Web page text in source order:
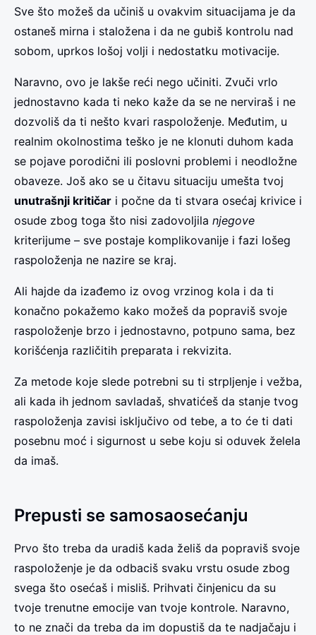
Sve što možeš da učiniš u ovakvim situacijama je da
ostaneš mirna i staložena i da ne gubiš kontrolu nad
sobom, uprkos lošoj volji i nedostatku motivacije.
Naravno, ovo je lakše reći nego učiniti. Zvuči vrlo
jednostavno kada ti neko kaže da se ne nerviraš i ne
dozvoliš da ti nešto kvari raspoloženje. Međutim, u
realnim okolnostima teško je ne klonuti duhom kada
se pojave porodični ili poslovni problemi i neodložne
obaveze. Još ako se u čitavu situaciju umešta tvoj
unutrašnji kritičar i počne da ti stvara osećaj krivice i
osude zbog toga što nisi zadovoljila njegove
kriterijume – sve postaje komplikovanije i fazi lošeg
raspoloženja ne nazire se kraj.
Ali hajde da izađemo iz ovog vrzinog kola i da ti
konačno pokažemo kako možeš da popraviš svoje
raspoloženje brzo i jednostavno, potpuno sama, bez
korišćenja različitih preparata i rekvizita.
Za metode koje slede potrebni su ti strpljenje i vežba,
ali kada ih jednom savladaš, shvatićeš da stanje tvog
raspoloženja zavisi isključivo od tebe, a to će ti dati
posebnu moć i sigurnost u sebe koju si oduvek želela
da imaš.
Prepusti se samosaosećanju
Prvo što treba da uradiš kada želiš da popraviš svoje
raspoloženje je da odbaciš svaku vrstu osude zbog
svega što osećaš i misliš. Prihvati činjenicu da su
tvoje trenutne emocije van tvoje kontrole. Naravno,
to ne znači da treba da im dopustiš da te nadjačaju i